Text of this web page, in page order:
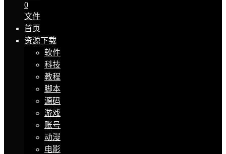
0
文件
首页
资源下载
软件
科技
教程
脚本
源码
游戏
账号
动漫
电影